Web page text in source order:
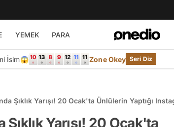
YEMEK PARA
İsim😱 Zone Okey Seri Diz
Şıklık Yarışı! 20 Ocak'ta Ünlülerin Yaptığı
Yarışı! 20 Ocak'ta